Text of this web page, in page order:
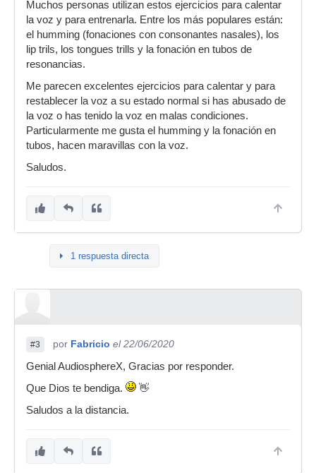
Muchos personas utilizan estos ejercicios para calentar
la voz y para entrenarla. Entre los más populares están:
el humming (fonaciones con consonantes nasales), los
lip trils, los tongues trills y la fonación en tubos de
resonancias.
Me parecen excelentes ejercicios para calentar y para
restablecer la voz a su estado normal si has abusado de
la voz o has tenido la voz en malas condiciones.
Particularmente me gusta el humming y la fonación en
tubos, hacen maravillas con la voz.
Saludos.
1 respuesta directa
#3 por Fabricio el 22/06/2020
Genial AudiosphereX, Gracias por responder.
Que Dios te bendiga.
👋
Saludos a la distancia.